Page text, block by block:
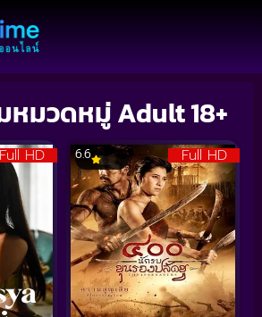
มวดหมู่ Adult 18+
HD Full HD
6.6